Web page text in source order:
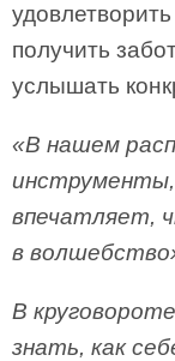
получить
услышать
«В нашем
впечатляет,
в
В
знать, как